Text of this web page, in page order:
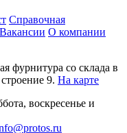
Справочная
Вакансии О компании
фурнитура со склада в
9. На карте
воскресенье и